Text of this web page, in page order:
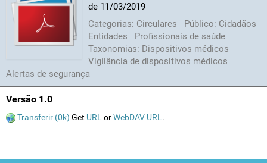
de 11/03/2019
Categorias: Circulares Público: Cidadãos
Entidades
Profissionais de saúde
Taxonomias: Dispositivos médicos
Vigilância de dispositivos médicos
Alertas de segurança
Versão 1.0
Transferir (0k) Get URL orWebDAV URL .